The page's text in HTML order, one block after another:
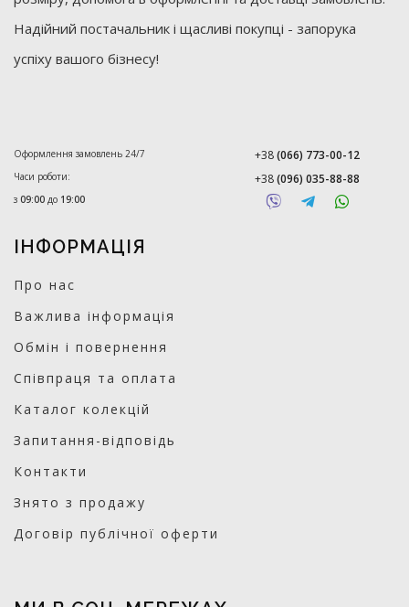
Надійний постачальник і щасливі покупці - запорука
успіху вашого бізнесу!
Оформлення замовлень 24/7
Часи роботи:
з 09:00 до 19:00
+38(066) 773-00-12
+38(096) 035-88-88
ІНФОРМАЦІЯ
Про нас
Важлива інформація
Обмін і повернення
Співпраця та оплата
Каталог колекцій
Запитання-відповідь
Контакти
Знято з продажу
Договір публічної оферти